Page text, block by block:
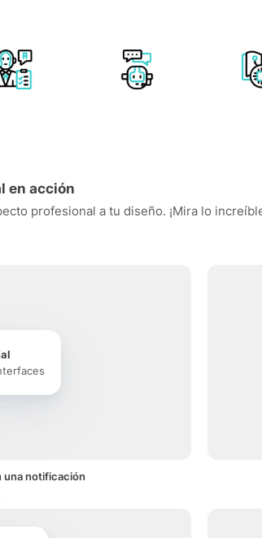
en acción
profesional a tu diseño. ¡Mira lo
una notificación